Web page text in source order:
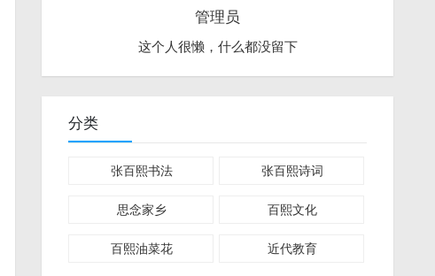
管理员
这个人很懒，什么都没留下
分类
张百熙书法 张百熙诗词
思念家乡 百熙文化
百熙油菜花 近代教育